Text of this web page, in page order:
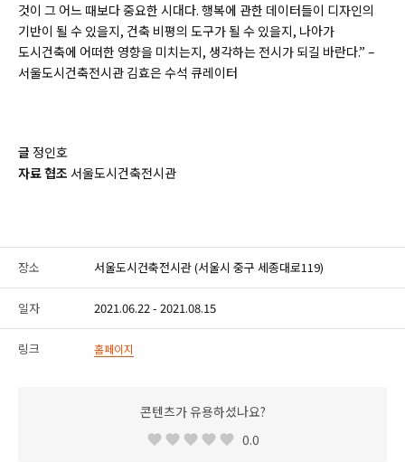
것이 그 어느 때보다 중요한 시대다. 행복에 관한 데이터들이 디자인의
기반이 될 수 있을지, 건축 비평의 도구가 될 수 있을지, 나아가
도시건축에 어떠한 영향을 미치는지, 생각하는 전시가 되길 바란다.” –
서울도시건축전시관 김효은 수석 큐레이터
글 정인호
자료 협조 서울도시건축전시관
장소 서울도시건축전시관 (서울시 중구 세종대로119)
일자 2021.06.22 - 2021.08.15
링크 홈페이지
콘텐츠가 유용하셨나요?
0.0